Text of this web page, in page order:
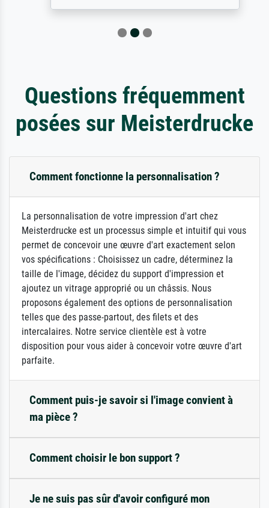
Questions fréquemment
posées sur Meisterdrucke
Comment fonctionne la personnalisation ?
La personnalisation de votre impression d'art chez
Meisterdrucke est un processus simple et intuitif qui vous
permet de concevoir une œuvre d'art exactement selon
vos spécifications : Choisissez un cadre, déterminez la
taille de l'image, décidez du support d'impression et
ajoutez un vitrage approprié ou un châssis. Nous
proposons également des options de personnalisation
telles que des passe-partout, des filets et des
intercalaires. Notre service clientèle est à votre
disposition pour vous aider à concevoir votre œuvre d'art
parfaite.
Comment puis-je savoir si l'image convient à
ma pièce ?
Comment choisir le bon support ?
Je ne suis pas sûr d'avoir configuré mon